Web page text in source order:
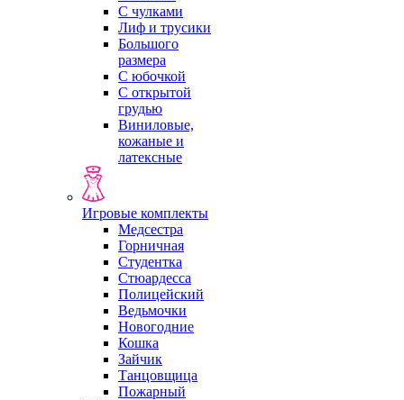
С чулками
Лиф и трусики
Большого
размера
С юбочкой
С открытой
грудью
Виниловые,
кожаные и
латексные
Игровые комплекты
Медсестра
Горничная
Студентка
Стюардесса
Полицейский
Ведьмочки
Новогодние
Кошка
Зайчик
Танцовщица
Пожарный